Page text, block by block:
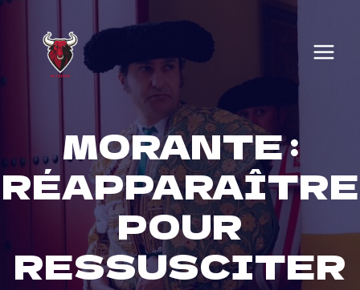
content
MORANTE :
RÉAPPARAÎTRE
POUR
RESSUSCITER